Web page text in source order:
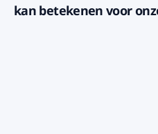
kan betekenen voor